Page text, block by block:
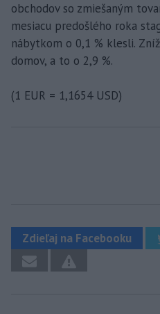
obchodov so zmiešaným
mesiacu predošlého roka
nábytkom o 0,1 % klesli.
domov, a to o 2,9 %.
(1 EUR = 1,1654 USD)
Zdieľaj na Facebooku